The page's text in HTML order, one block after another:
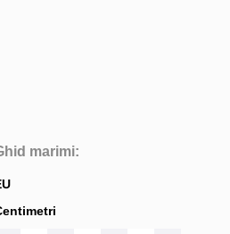
marimi: